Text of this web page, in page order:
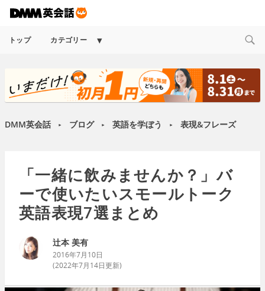
トップ カテゴリー
Expand
menu
DMM英会話 ► ブログ ► 英語を学ぼう ► 表現&フレーズ
「一緒に飲みませんか？」バ
ーで使いたいスモールトーク
英語表現7選まとめ
辻本 美有
2016年7月10日
(2022年7月14日更新)